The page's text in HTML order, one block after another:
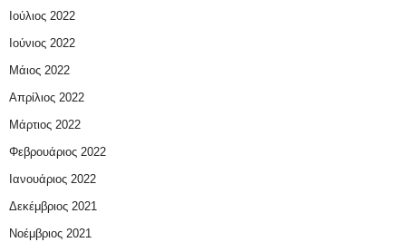
Ιούλιος 2022
Ιούνιος 2022
Μάιος 2022
Απρίλιος 2022
Μάρτιος 2022
Φεβρουάριος 2022
Ιανουάριος 2022
Δεκέμβριος 2021
Νοέμβριος 2021